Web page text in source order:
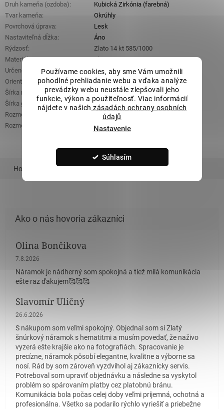
Používame cookies, aby sme Vám umožnili
pohodlné prehliadanie webu a vďaka analýze
prevádzky webu neustále zlepšovali jeho
funkcie, výkon a použiteľnosť. Viac informácií
nájdete v našich zásadách ochrany osobních
údajů
Nastavenie
Súhlasím
Druh kameňa (ozdoba):
Kubická Zirkónia (farebná)
Tvar kameňa:
Okrúhly
Povrchová úprava:
Lesk
Nastaviteľná dĺžka:
Áno
Rýdzosť:
Zlato 14 kt 585/1000
Materiál:
Zlato
Určené pre
Dámske, Dievčenské
Orientačná hmotnosť:
1,94 g
Šírka retiazky
0,5 mm
Šírka guličky:
2 mm
Rozmery smaragdu (š x d x v)
4 mm x 4 mm x 2 mm
Rozmery srdca (š x d)
5 mm x 6 mm
Hodnotenie Podobný tovar
Olina Bončikova
Hodnotenie obchodu je 5 z 5 hviezdičiek.
7.8.2026
Náramok je nádherný som spokojná a tiež milá komunikácia
ešte raz ďakujem🥰🥰🥰
Slavomír Uličný
Hodnotenie obchodu je 5 z 5 hviezdičiek.
26.6.2026
S nákupom som veľmi spokojný. Objednal som si Zlatý
šnúrkový náramok s hematitmi a musím povedať, že naživo
vyzerá ešte krajšie ako na fotografiách. Spracovanie je
precízne, náramok pôsobí elegantne, kvalitne a výborne sa
nosí. Rád by som zároveň vyzdvihol aj zákaznícky servis.
Potreboval som upraviť objednávku a následne sa vyskytol
problém so spárovaním platby cez platobnú bránu.
Komunikácia bola počas celej doby veľmi príjemná, ochotná a
profesionálna. Všetko sa podarilo rýchlo vyriešiť a priebežne